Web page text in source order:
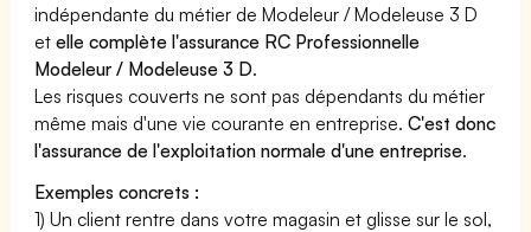
indépendante du métier de Modeleur / Modeleuse 3 D
etelle complète l'assurance RC Professionnelle
Modeleur / Modeleuse 3 D.
Les risques couverts ne sont pas dépendants du métier
même mais d'une vie courante en entreprise.C'est donc
l'assurance de l'exploitation normale d'une entreprise.
Exemples concrets :
1) Un client rentre dans votre magasin et glisse sur le sol,